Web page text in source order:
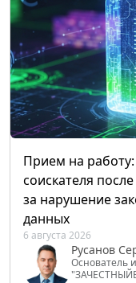
Прием на
соискателя
за нарушение
данных
6 августа 2026
Русанов
Основатель